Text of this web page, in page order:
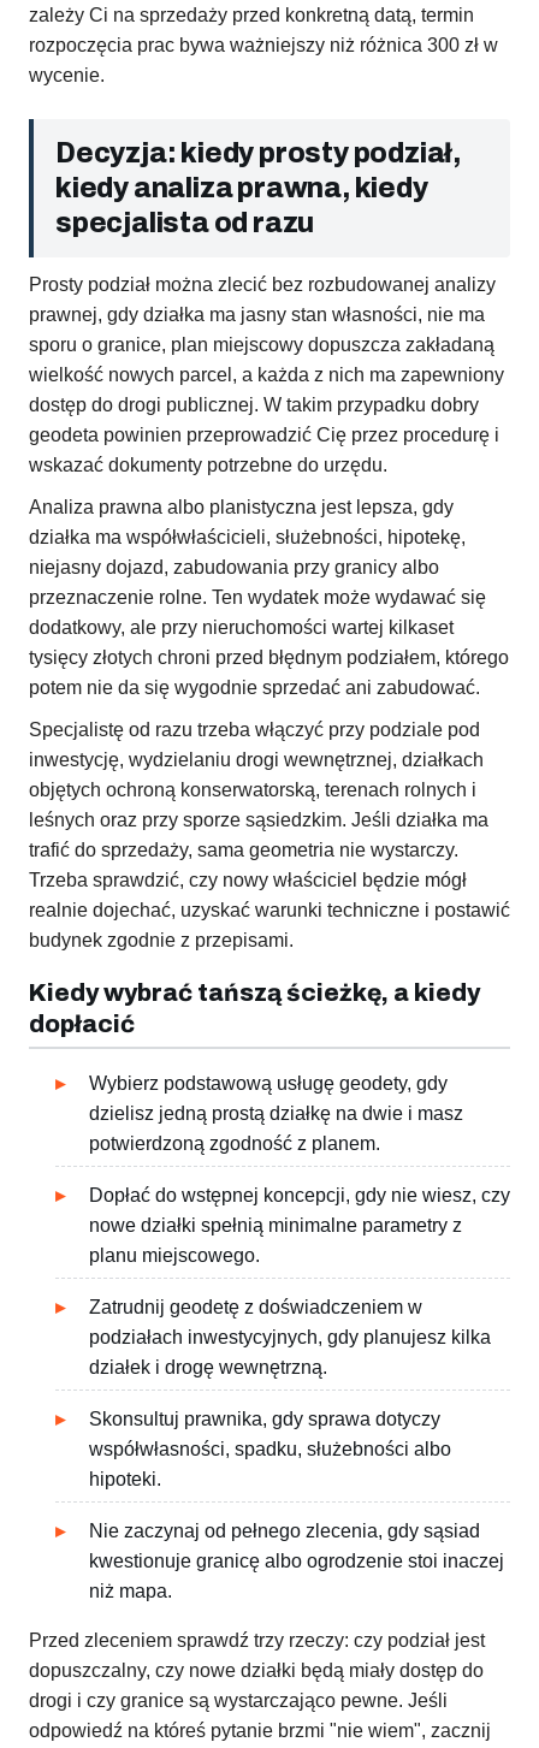
zależy Ci na sprzedaży przed konkretną datą, termin
rozpoczęcia prac bywa ważniejszy niż różnica 300 zł w
wycenie.
Decyzja: kiedy prosty podział,
kiedy analiza prawna, kiedy
specjalista od razu
Prosty podział można zlecić bez rozbudowanej analizy
prawnej, gdy działka ma jasny stan własności, nie ma
sporu o granice, plan miejscowy dopuszcza zakładaną
wielkość nowych parcel, a każda z nich ma zapewniony
dostęp do drogi publicznej. W takim przypadku dobry
geodeta powinien przeprowadzić Cię przez procedurę i
wskazać dokumenty potrzebne do urzędu.
Analiza prawna albo planistyczna jest lepsza, gdy
działka ma współwłaścicieli, służebności, hipotekę,
niejasny dojazd, zabudowania przy granicy albo
przeznaczenie rolne. Ten wydatek może wydawać się
dodatkowy, ale przy nieruchomości wartej kilkaset
tysięcy złotych chroni przed błędnym podziałem, którego
potem nie da się wygodnie sprzedać ani zabudować.
Specjalistę od razu trzeba włączyć przy podziale pod
inwestycję, wydzielaniu drogi wewnętrznej, działkach
objętych ochroną konserwatorską, terenach rolnych i
leśnych oraz przy sporze sąsiedzkim. Jeśli działka ma
trafić do sprzedaży, sama geometria nie wystarczy.
Trzeba sprawdzić, czy nowy właściciel będzie mógł
realnie dojechać, uzyskać warunki techniczne i postawić
budynek zgodnie z przepisami.
Kiedy wybrać tańszą ścieżkę, a kiedy
dopłacić
Wybierz podstawową usługę geodety, gdy
dzielisz jedną prostą działkę na dwie i masz
potwierdzoną zgodność z planem.
Dopłać do wstępnej koncepcji, gdy nie wiesz, czy
nowe działki spełnią minimalne parametry z
planu miejscowego.
Zatrudnij geodetę z doświadczeniem w
podziałach inwestycyjnych, gdy planujesz kilka
działek i drogę wewnętrzną.
Skonsultuj prawnika, gdy sprawa dotyczy
współwłasności, spadku, służebności albo
hipoteki.
Nie zaczynaj od pełnego zlecenia, gdy sąsiad
kwestionuje granicę albo ogrodzenie stoi inaczej
niż mapa.
Przed zleceniem sprawdź trzy rzeczy: czy podział jest
dopuszczalny, czy nowe działki będą miały dostęp do
drogi i czy granice są wystarczająco pewne. Jeśli
odpowiedź na któreś pytanie brzmi "nie wiem", zacznij